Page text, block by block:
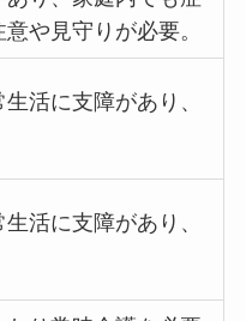
や見守りが必要。
活に支障があり、
活に支障があり、